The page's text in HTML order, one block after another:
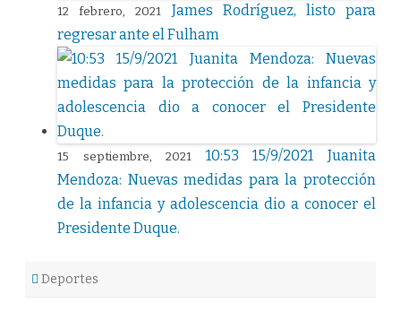
12 febrero, 2021
James Rodríguez, listo para
regresar ante el Fulham
15 septiembre, 2021
10:53 15/9/2021 Juanita
Mendoza: Nuevas medidas para la protección
de la infancia y adolescencia dio a conocer el
Presidente Duque.
Deportes